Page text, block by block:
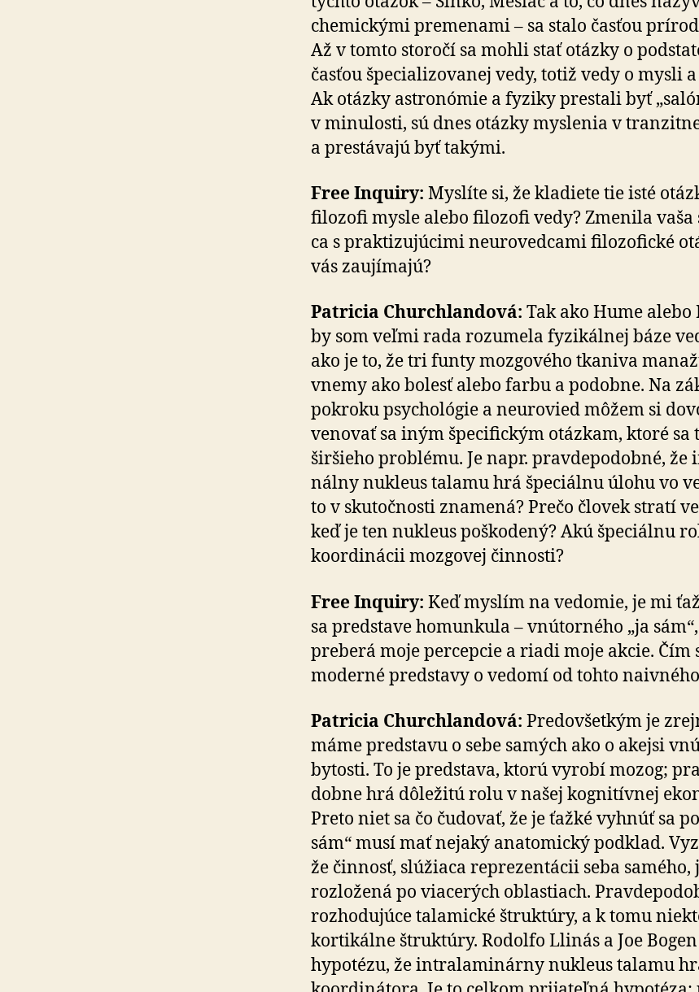
chemickými premenami – sa stalo časťou
Až v tomto storočí sa mohli stať otázky o
časťou špecializovanej vedy, totiž vedy o mysli
Ak otázky astronómie a fyziky prestali byť
v minulosti, sú dnes otázky myslenia v
a prestávajú byť takými.
Free Inquiry: Myslíte si, že kladiete tie isté
filozofi mysle alebo filozofi vedy? Zmenila
ca s praktizujúcimi neurovedcami filozofické
vás zaujímajú?
Patricia Churchlandová: Tak ako Hume alebo
by som veľmi rada rozumela fyzikálnej báze
ako je to, že tri funty mozgového tkaniva
vnemy ako bolesť alebo farbu a podobne. Na
pokroku psychológie a neurovied môžem si
venovať sa iným špecifickým otázkam, ktoré sa
širšieho problému. Je napr. pravdepodobné,
nál­ny nukleus talamu hrá špeciálnu úlohu vo
to v skutočnosti znamená? Prečo človek stratí
keď je ten nukleus poškodený? Akú špeciálnu
koordinácii mozgovej činnosti?
Free Inquiry: Keď myslím na vedomie, je mi
sa predstave homunkula – vnútorného „ja
preberá moje percepcie a riadi moje akcie. Čím
moderné predstavy o vedomí od tohto
Patricia Churchlandová: Predovšetkým je
máme predstavu o sebe samých ako o akejsi
bytosti. To je predstava, ktorú vyrobí mozog;
dob­ne hrá dôležitú rolu v našej kognitívnej
Preto niet sa čo čudovať, že je ťažké vyhnúť sa
sám“ musí mať nejaký anatomický podklad.
že činnosť, slúžiaca reprezentácii seba samého,
rozložená po viacerých oblastiach.
rozhodujúce talamické štruktúry, a k tomu
kortikálne štruktúry. Rodolfo Llinás a Joe
hypotézu, že intralaminárny nukleus talamu